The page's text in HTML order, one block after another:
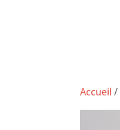
Accueil /